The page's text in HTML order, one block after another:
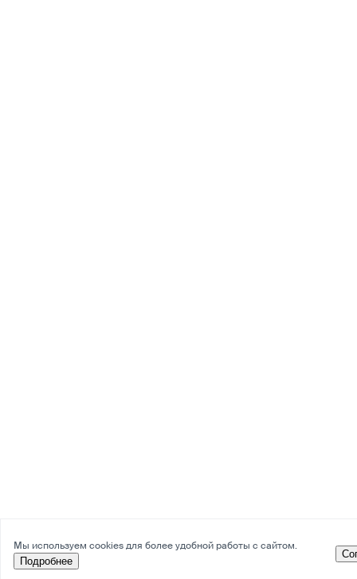
Мы используем cookies для более удобной работы с сайтом.
Подробнее